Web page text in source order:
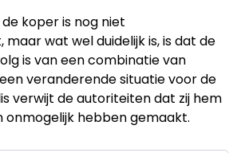
koper is nog niet
wat wel duidelijk is, is dat de
is van een combinatie van
veranderende situatie voor de
verwijt de autoriteiten dat zij hem
onmogelijk hebben gemaakt.